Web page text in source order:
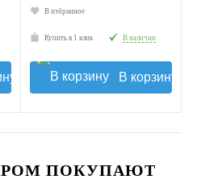
В избранное
Купить в 1 клик В наличии
В корзину
ПОКУПАЮТ